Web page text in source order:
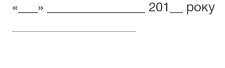
«___» _______________ 201__ року